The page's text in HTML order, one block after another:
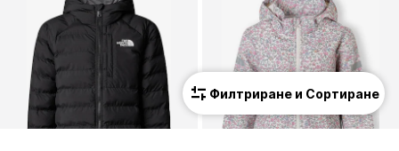
Филтриране и Сортиране